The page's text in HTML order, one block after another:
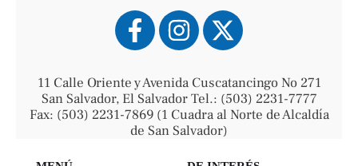
11 Calle Oriente y Avenida Cuscatancingo No 271
San Salvador, El Salvador Tel.: (503) 2231-7777
Fax: (503) 2231-7869 (1 Cuadra al Norte de Alcaldía
de San Salvador)